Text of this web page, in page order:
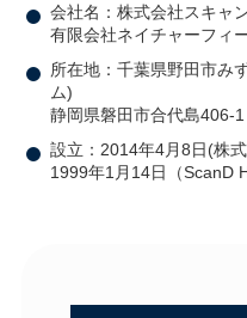
会社名：株式会社スキャ
有限会社ネイチャーフィ
所在地：千葉県野田市み
ム)
静岡県磐田市合代島406-1
設立：2014年4月8日(株
1999年1月14日（ScanD